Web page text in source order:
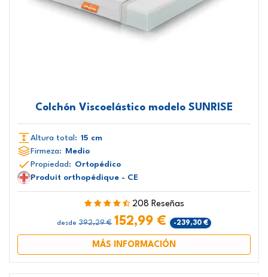
Colchón Viscoelástico modelo SUNRISE
Altura total: 15 cm
Firmeza:
Medio
Propiedad: Ortopédico
Produit orthopédique - CE
208 Reseñas
desde 392,29 € 152,99 € -239,30 €
MÁS INFORMACIÓN